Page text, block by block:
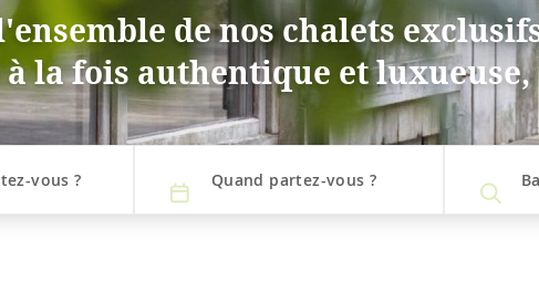
de nos chalets
la fois authentique et
vous ? Quand partez-vous ?